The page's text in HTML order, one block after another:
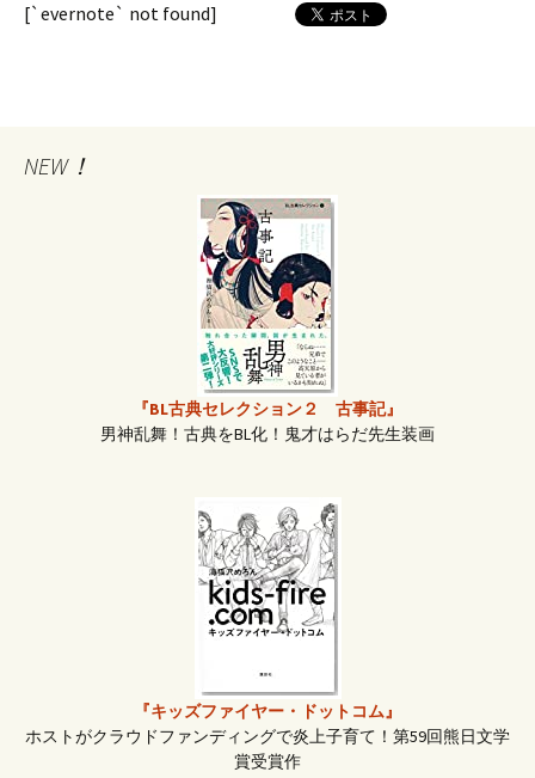
[`evernote` not found]
NEW！
『BL古典セレクション２ 古事記』
男神乱舞！古典をBL化！鬼才はらだ先生装画
『キッズファイヤー・ドットコム』
ホストがクラウドファンディングで炎上子育て！第59回熊日文学
賞受賞作